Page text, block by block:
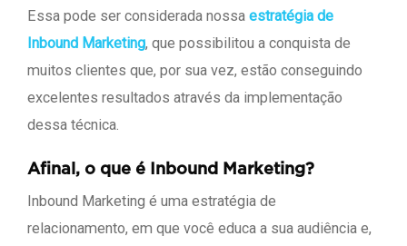
Essa pode ser considerada nossa estratégia de
Inbound Marketing, que possibilitou a conquista de
muitos clientes que, por sua vez, estão conseguindo
excelentes resultados através da implementação
dessa técnica.
Afinal, o que é Inbound Marketing?
Inbound Marketing é uma estratégia de
relacionamento, em que você educa a sua audiência e,